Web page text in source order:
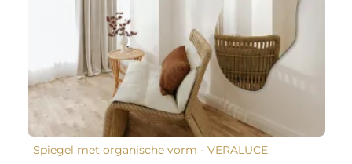
Spiegel met organische vorm - VERALUCE